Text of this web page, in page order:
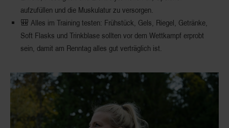
aufzufüllen und die Muskulatur zu versorgen.
🎒 Alles im Training testen: Frühstück, Gels, Riegel, Getränke,
Soft Flasks und Trinkblase sollten vor dem Wettkampf erprobt
sein, damit am Renntag alles gut verträglich ist.